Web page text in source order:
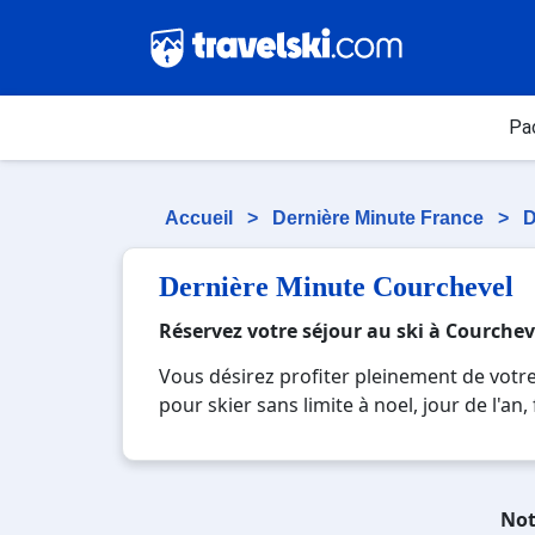
Accueil > Dernière Minute France >
Dernière Minute Courchevel
Réservez votre séjour au ski à
Vous désirez profiter pleinement de
pour skier sans limite à noel, jour de
paysages montagnards. Pour un week-